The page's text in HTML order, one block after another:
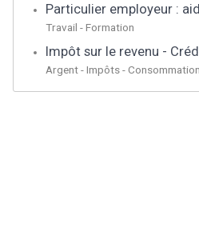
Particulier employeur :
Travail - Formation
Impôt sur le revenu -
Argent - Impôts - Consommation